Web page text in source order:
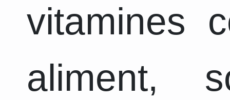
vitamines
aliment,